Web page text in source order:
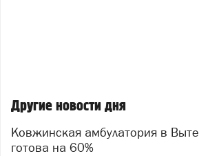
Другие новости дня
Ковжинская амбулатория в Вытегорском округе
готова на 60%